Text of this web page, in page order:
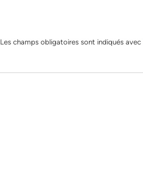
Les champs obligatoires sont indiqués avec